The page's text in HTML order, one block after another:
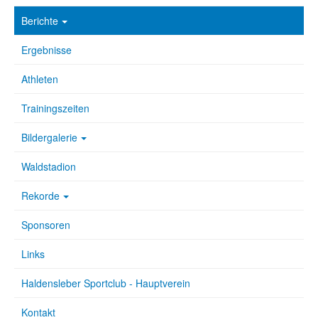
Berichte
Ergebnisse
Athleten
Trainingszeiten
Bildergalerie
Waldstadion
Rekorde
Sponsoren
Links
Haldensleber Sportclub - Hauptverein
Kontakt